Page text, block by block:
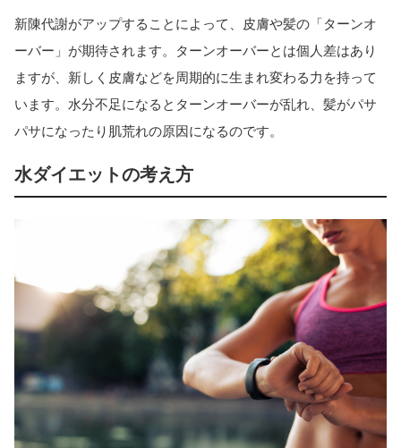
新陳代謝がアップすることによって、皮膚や髪の「ターンオ
ーバー」が期待されます。ターンオーバーとは個人差はあり
ますが、新しく皮膚などを周期的に生まれ変わる力を持って
います。水分不足になるとターンオーバーが乱れ、髪がパサ
パサになったり肌荒れの原因になるのです。
水ダイエットの考え方